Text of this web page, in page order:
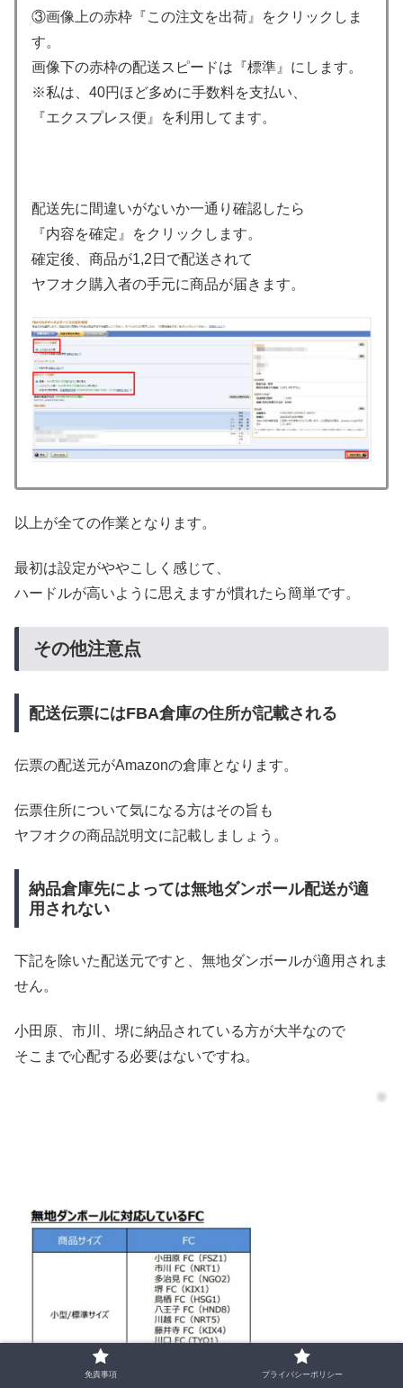
③画像上の赤枠『この注文を出荷』をクリックしま
す。
画像下の赤枠の配送スピードは『標準』にします。
※私は、40円ほど多めに手数料を支払い、
『エクスプレス便』を利用してます。
配送先に間違いがないか一通り確認したら
『内容を確定』をクリックします。
確定後、商品が1,2日で配送されて
ヤフオク購入者の手元に商品が届きます。
以上が全ての作業となります。
最初は設定がややこしく感じて、
ハードルが高いように思えますが慣れたら簡単です。
その他注意点
配送伝票にはFBA倉庫の住所が記載される
伝票の配送元がAmazonの倉庫となります。
伝票住所について気になる方はその旨も
ヤフオクの商品説明文に記載しましょう。
納品倉庫先によっては無地ダンボール配送が適
用されない
下記を除いた配送元ですと、無地ダンボールが適用されま
せん。
小田原、市川、堺に納品されている方が大半なので
そこまで心配する必要はないですね。
免責事項 プライバシーポリシー